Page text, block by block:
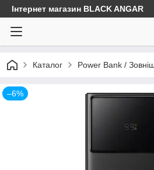
Інтернет магазин BLACK ANGAR
Каталог Power Bank /
–6%